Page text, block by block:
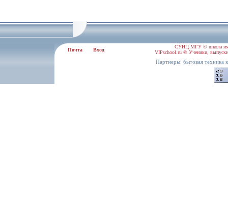
Почта Вход
СУНЦ МГУ © школа
VIPschool.ru © Ученики,
Партнеры: бытовая техника